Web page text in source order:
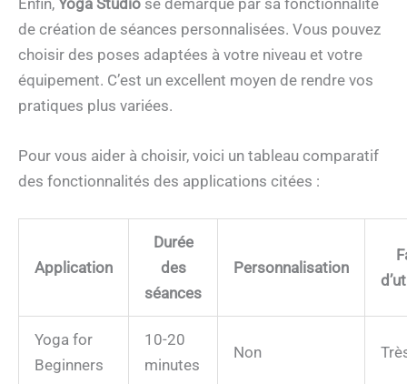
Enfin, Yoga Studio se démarque par sa fonctionnalité
de création de séances personnalisées. Vous pouvez
choisir des poses adaptées à votre niveau et votre
équipement. C’est un excellent moyen de rendre vos
pratiques plus variées.
Pour vous aider à choisir, voici un tableau comparatif
des fonctionnalités des applications citées :
Application
Durée
des
séances
Personnalisation
Yoga for
Beginners
10-20
minutes
Non